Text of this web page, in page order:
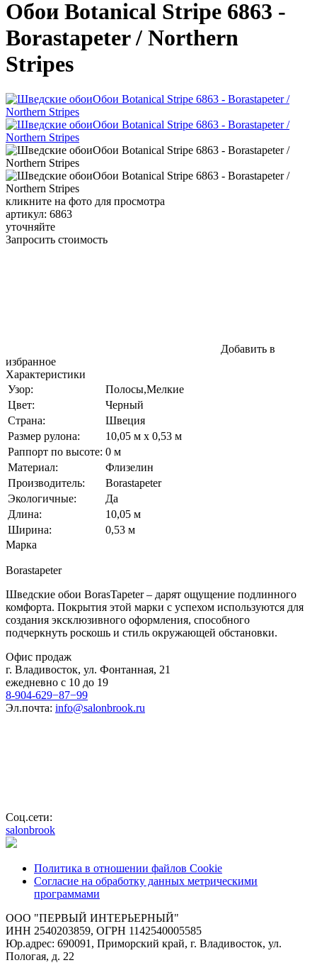
Обои Botanical Stripe 6863 -
Borastapeter / Northern
Stripes
кликните на фото для просмотра
артикул: 6863
уточняйте
Запросить стоимость
Добавить в
избранное
Характеристики
Узор:
Полосы,Мелкие
Цвет:
Черный
Страна:
Швеция
Размер рулона:
10,05 м x 0,53 м
Раппорт по высоте: 0 м
Материал:
Флизелин
Производитель:
Borastapeter
Экологичные:
Да
Длина:
10,05 м
Ширина:
0,53 м
Марка
Borastapeter
Шведские обои BorasTapeter – дарят ощущение подлинного
комфорта. Покрытия этой марки с успехом используются для
создания эксклюзивного оформления, способного
подчеркнуть роскошь и стиль окружающей обстановки.
Офис продаж
г. Владивосток, ул. Фонтанная, 21
ежедневно с 10 до 19
8-904-629−87−99
Эл.почта: info@salonbrook.ru
Соц.сети:
salonbrook
Политика в отношении файлов Cookie
Согласие на обработку данных метрическими
программами
ООО "ПЕРВЫЙ ИНТЕРЬЕРНЫЙ"
ИНН 2540203859, ОГРН 1142540005585
Юр.адрес: 690091, Приморский край, г. Владивосток, ул.
Пологая, д. 22